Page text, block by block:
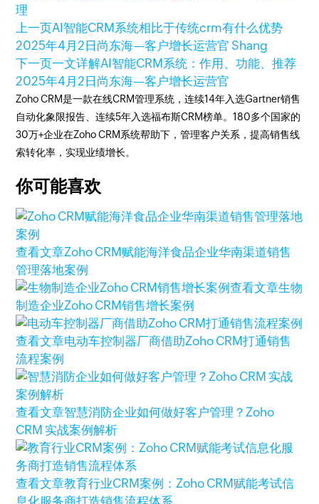
理
上一页AI智能CRM系统相比于传统crm有什么优势
2025年4月2日 尚东海—客户增长运营官 Shang
下一页一文详解AI智能CRM系统：作用、功能、推荐
2025年4月2日 尚东海—客户增长运营官
Zoho CRM是一款在线CRM管理系统，连续14年入选Gartner销售
自动化象限报告、连续5年入选福布斯CRM榜单。180多个国家的
30万+企业在Zoho CRM系统帮助下，管理客户关系，提高销售线
索转化率，实现业绩增长。
你可能喜欢
查看文章Zoho CRM赋能海洋食品企业华南渠道销售
管理落地案例
查看文章生物
制造企业Zoho CRM销售增长案例
查看文章电动车控制器厂商借助Zoho CRM打通销售
流程案例
查看文章智慧消防企业如何做好客户管理？Zoho
CRM 实战案例解析
查看文章教育行业CRM案例：Zoho CRM赋能考试信
息化服务商打造销售流程体系